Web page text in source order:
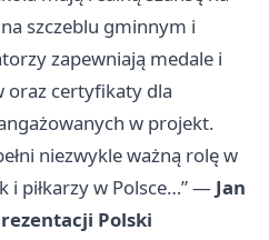
szczeblu gminnym i
zapewniają medale i
oraz certyfikaty dla
w projekt.
niezwykle ważną rolę w
i piłkarzy w Polsce…” — Jan
Polski